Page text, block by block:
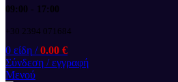
09:00 - 17:00
+30 2394 071684
0 είδη / 0.00 €
Σύνδεση / εγγραφή
Μενού